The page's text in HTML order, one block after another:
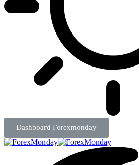
Dashboard Forexmonday